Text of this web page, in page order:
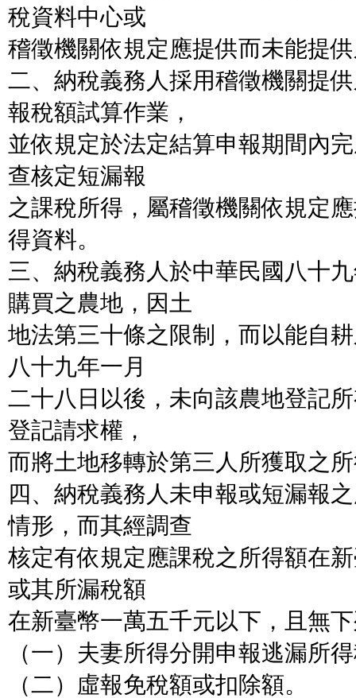
稅資料中心或
稽徵機關依規定應提供而未能提
二、納稅義務人採用稽徵機關提
報稅額試算作業，
並依規定於法定結算申報期間內
查核定短漏報
之課稅所得，屬稽徵機關依規定
得資料。
三、納稅義務人於中華民國八十
購買之農地，因土
地法第三十條之限制，而以能自
八十九年一月
二十八日以後，未向該農地登記
登記請求權，
而將土地移轉於第三人所獲取之
四、納稅義務人未申報或短漏報
情形，而其經調查
核定有依規定應課稅之所得額在
或其所漏稅額
在新臺幣一萬五千元以下，且無
（一）夫妻所得分開申報逃漏所
（二）虛報免稅額或扣除額。